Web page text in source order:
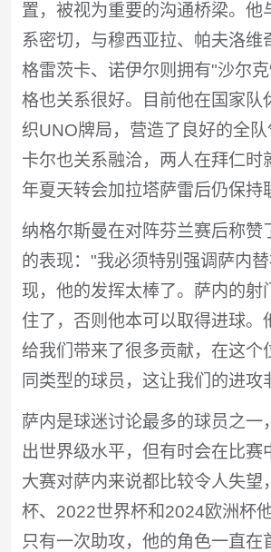
置，被视为重要的沟通桥梁。他
系密切，与穆西亚拉、帕夫洛维
格雷茨卡、诺伊尔则拥有"沙尔
格也关系很好。目前他在国家队
织UNO牌局，营造了良好的全
卡尔也关系融洽，两人在拜仁时
年夏天转会加拉塔萨雷后仍保持
纳格尔斯曼在对阵芬兰赛后称赞
的表现："我必须特别强调萨内
现，他的发挥太棒了。萨内的射
住了，否则他本可以取得进球。
给我们带来了很多贡献，在这个
同类型的球员，这让我们的进攻
萨内是球迷讨论最多的球员之一
出世界级水平，但有时会在比赛
大赛对萨内来说都比较令人失望
杯、2022世界杯和2024欧洲杯
只有一次助攻，他的角色一直在